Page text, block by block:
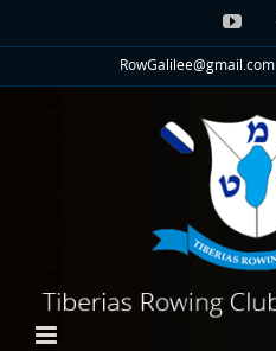
Facebook
YouTube
RowGalilee@gmail.com